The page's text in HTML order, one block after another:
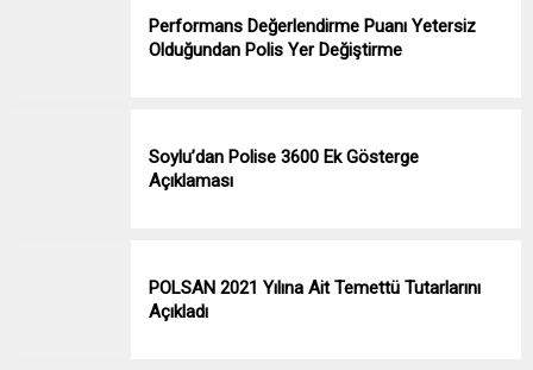
Performans Değerlendirme Puanı Yetersiz
Olduğundan Polis Yer Değiştirme
Soylu’dan Polise 3600 Ek Gösterge
Açıklaması
POLSAN 2021 Yılına Ait Temettü Tutarlarını
Açıkladı